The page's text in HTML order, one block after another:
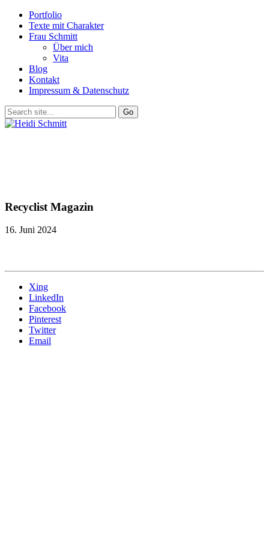
Portfolio
Texte mit Charakter
Frau Schmitt
Über mich
Vita
Blog
Kontakt
Impressum & Datenschutz
Recyclist Magazin
16. Juni 2024
Xing
LinkedIn
Facebook
Pinterest
Twitter
Email